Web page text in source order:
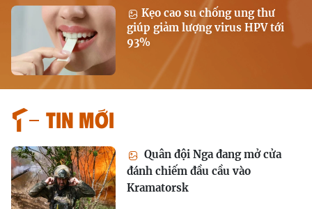
Kẹo cao su chống ung thư
giúp giảm lượng virus HPV tới
93%
Tin mới
Quân đội Nga đang mở cửa
đánh chiếm đầu cầu vào
Kramatorsk